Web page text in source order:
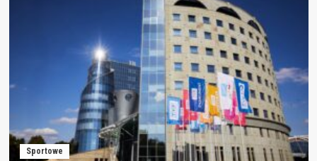
Sportowe